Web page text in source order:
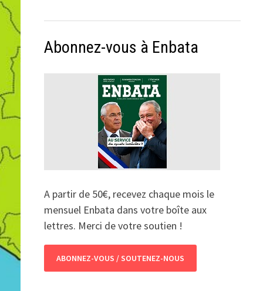
Abonnez-vous à Enbata
A partir de 50€, recevez chaque mois le
mensuel Enbata dans votre boîte aux
lettres. Merci de votre soutien !
ABONNEZ-VOUS / SOUTENEZ-NOUS